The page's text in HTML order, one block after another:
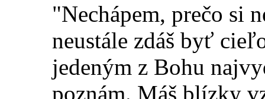
"Nechápem, prečo si
neustále zdáš byť
jedeným z Bohu
poznám. Máš blízky